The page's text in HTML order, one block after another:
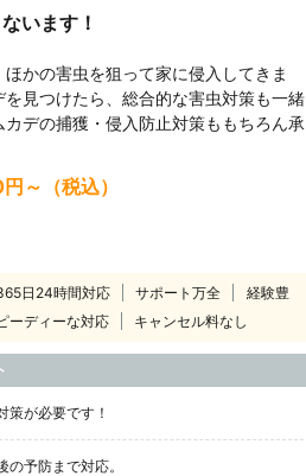
います！
かの害虫を狙って家に侵入してきま
見つけたら、総合的な害虫対策も一緒
デの捕獲・侵入防止対策ももちろん承
～（税込）
日24時間対応 サポート万全
経験豊
ーディーな対応 キャンセル料なし
策が必要です！
予防まで対応。